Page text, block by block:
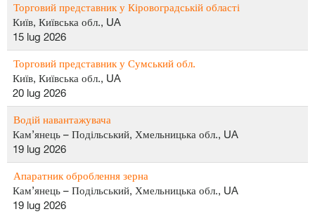
Торговий представник у Кіровоградській області
Київ, Київська обл., UA
15 lug 2026
Торговий представник у Сумський обл.
Київ, Київська обл., UA
20 lug 2026
Водій навантажувача
Кам’янець – Подільський, Хмельницька обл., UA
19 lug 2026
Апаратник оброблення зерна
Кам’янець – Подільський, Хмельницька обл., UA
19 lug 2026